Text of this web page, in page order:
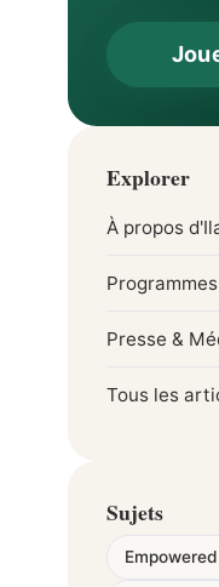
Explorer
À propos
Presse &
Tous les
Sujets